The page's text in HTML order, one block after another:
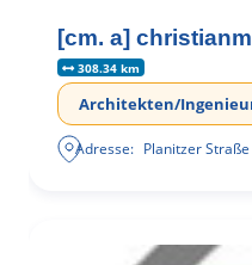
[cm. a]
308.34 km
Architekten/
Adresse: Planitzer